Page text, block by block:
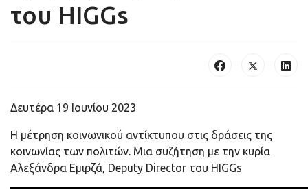
του HIGGs
Δευτέρα 19 Ιουνίου 2023
Η μέτρηση κοινωνικού αντίκτυπου στις δράσεις της
κοινωνίας των πολιτών. Μια συζήτηση με την κυρία
Αλεξάνδρα Εμιρζά, Deputy Director του HIGGs